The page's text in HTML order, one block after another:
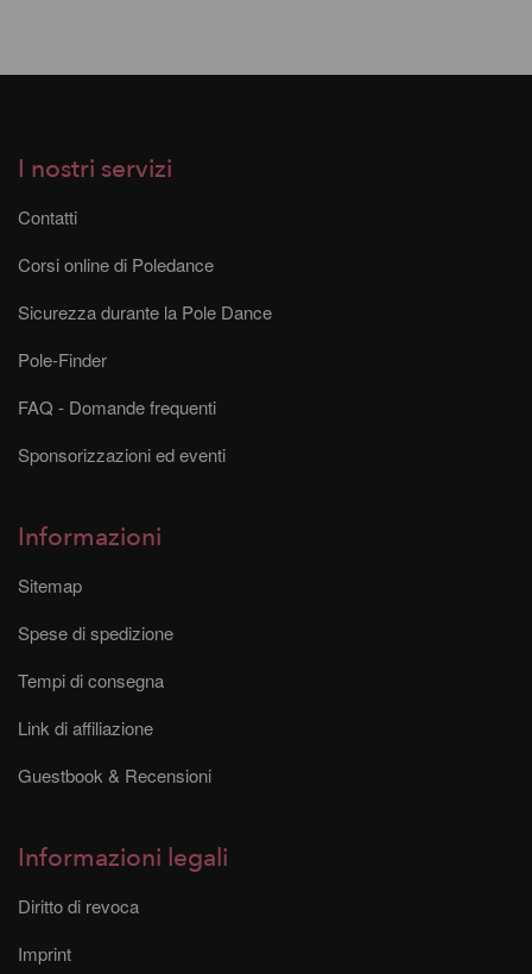
I nostri servizi
Contatti
Corsi online di Poledance
Sicurezza durante la Pole Dance
Pole-Finder
FAQ - Domande frequenti
Sponsorizzazioni ed eventi
Informazioni
Sitemap
Spese di spedizione
Tempi di consegna
Link di affiliazione
Guestbook & Recensioni
Informazioni legali
Diritto di revoca
Imprint